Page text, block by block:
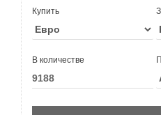
Купить
В количестве